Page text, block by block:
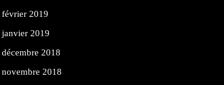
février 2019
janvier 2019
décembre 2018
novembre 2018